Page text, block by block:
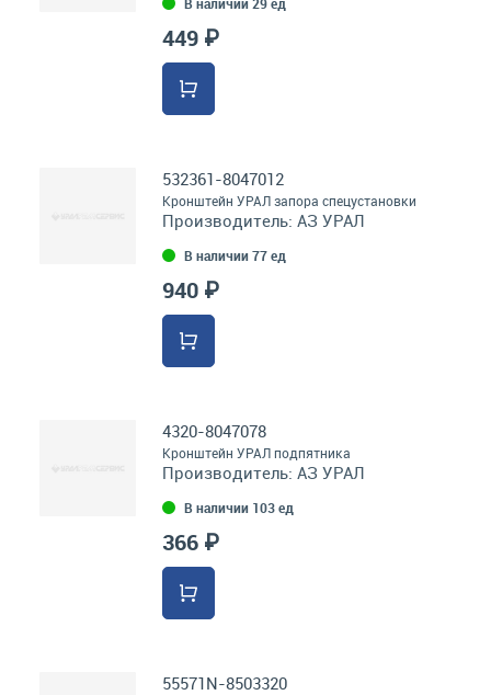
449 ₽
532361-8047012
Кронштейн УРАЛ запора спецустановки
Производитель: АЗ УРАЛ
В наличии 77 ед
940 ₽
4320-8047078
Кронштейн УРАЛ подпятника
Производитель: АЗ УРАЛ
В наличии 103 ед
366 ₽
55571N-8503320